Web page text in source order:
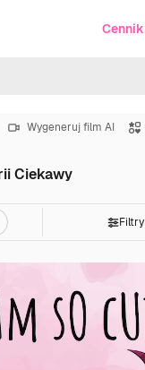
Cennik
Wygeneruj film AI
Ciekawy
Filtry